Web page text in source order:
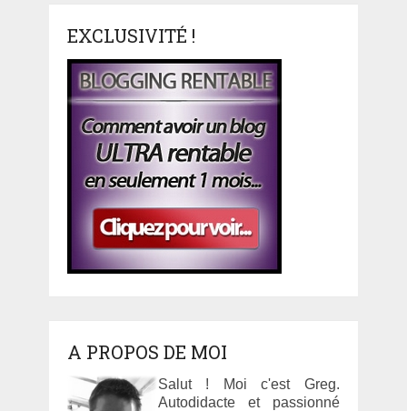
EXCLUSIVITÉ !
A PROPOS DE MOI
Salut ! Moi c'est Greg.
Autodidacte et passionné